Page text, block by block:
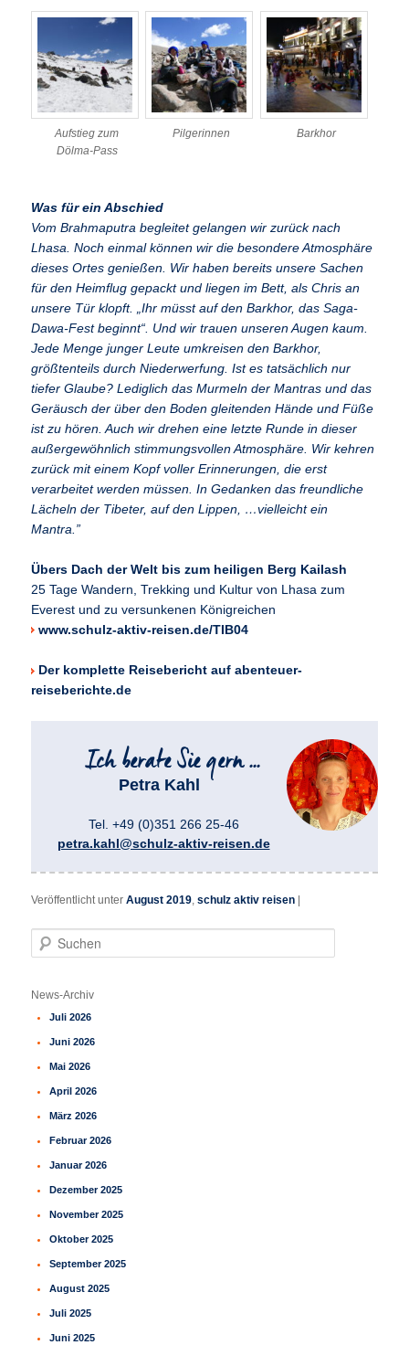
Aufstieg zum
Dölma-Pass
Pilgerinnen Barkhor
Was für ein Abschied
Vom Brahmaputra begleitet gelangen wir zurück nach
Lhasa. Noch einmal können wir die besondere Atmosphäre
dieses Ortes genießen. Wir haben bereits unsere Sachen
für den Heimflug gepackt und liegen im Bett, als Chris an
unsere Tür klopft. „Ihr müsst auf den Barkhor, das Saga-
Dawa-Fest beginnt“. Und wir trauen unseren Augen kaum.
Jede Menge junger Leute umkreisen den Barkhor,
größtenteils durch Niederwerfung. Ist es tatsächlich nur
tiefer Glaube? Lediglich das Murmeln der Mantras und das
Geräusch der über den Boden gleitenden Hände und Füße
ist zu hören. Auch wir drehen eine letzte Runde in dieser
außergewöhnlich stimmungsvollen Atmosphäre. Wir kehren
zurück mit einem Kopf voller Erinnerungen, die erst
verarbeitet werden müssen. In Gedanken das freundliche
Lächeln der Tibeter, auf den Lippen, …vielleicht ein
Mantra.”
Übers Dach der Welt bis zum heiligen Berg Kailash
25 Tage Wandern, Trekking und Kultur von Lhasa zum
Everest und zu versunkenen Königreichen
www.schulz-aktiv-reisen.de/TIB04
Der komplette Reisebericht auf abenteuer-
reiseberichte.de
Petra Kahl
Tel. +49 (0)351 266 25-46
petra.kahl@schulz-aktiv-reisen.de
Veröffentlicht unter August 2019,schulz aktiv reisen |
u
h
n
News-Archiv
Juli 2026
Juni 2026
Mai 2026
April 2026
März 2026
Februar 2026
Januar 2026
Dezember 2025
November 2025
Oktober 2025
September 2025
August 2025
Juli 2025
Juni 2025